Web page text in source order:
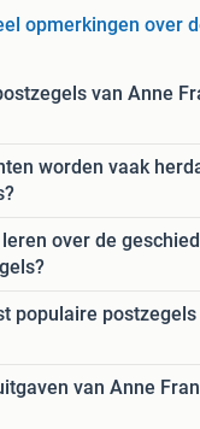
opmerkingen over
van Anne
worden vaak
over de
populaire
van Anne